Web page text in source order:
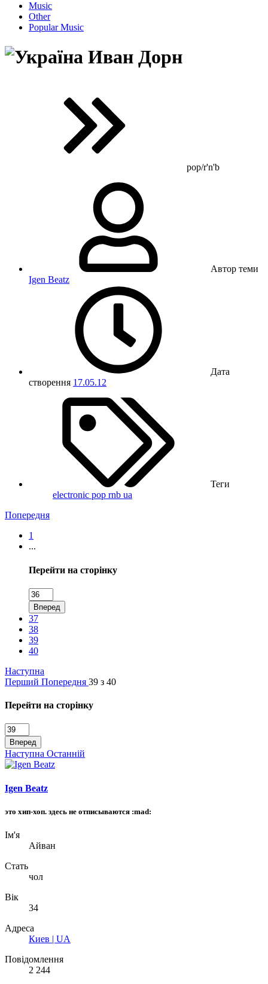
Music
Other
Popular Music
Иван Дорн
pop/r'n'b
Автор теми
Igen Beatz
Дата
створення 17.05.12
Теги
electronic pop rnb ua
Попередня
1
...
Перейти на сторінку
Вперед
37
38
39
40
Наступна
Перший Попередня 39 з 40
Перейти на сторінку
Вперед
Наступна Останній
Igen Beatz
это хип-хоп. здесь не отписываются :mad:
Ім'я
Айван
Стать
чол
Вік
34
Адреса
Киев | UA
Повідомлення
2 244